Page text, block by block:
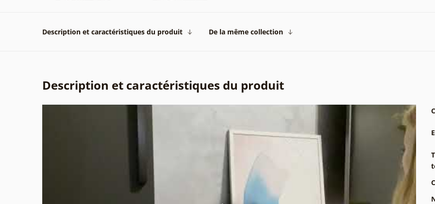
Description et caractéristiques du produit De la même collection
Description et caractéristiques du produit